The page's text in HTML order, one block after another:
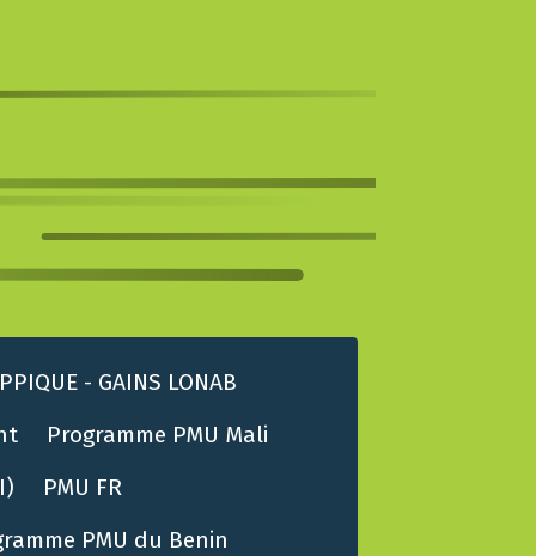
- GAINS LONAB
Programme PMU Mali
PMU FR
PMU du Benin